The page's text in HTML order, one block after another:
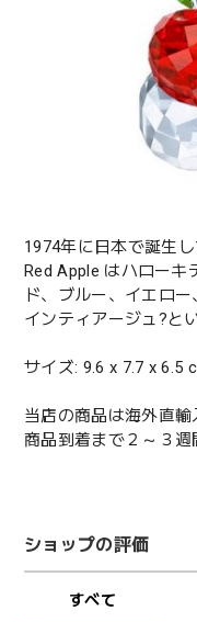
1974年に日本で誕生
Red Apple はハロー
ド、ブルー、イエロ
インティアージュ?と
サイズ: 9.6 x 7.7 x 6.5
当店の商品は海外直輸
商品到着まで２～３週
ショップの評価
すべて